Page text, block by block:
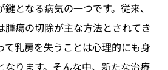
となる病気の一つです。従来、
腫瘍の切除が主な方法とされてき
て乳房を失うことは心理的にも身
なります。そんな中、新たな治療